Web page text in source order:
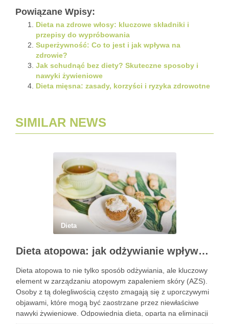
Powiązane Wpisy:
Dieta na zdrowe włosy: kluczowe składniki i
przepisy do wypróbowania
Superżywność: Co to jest i jak wpływa na
zdrowie?
Jak schudnąć bez diety? Skuteczne sposoby i
nawyki żywieniowe
Dieta mięsna: zasady, korzyści i ryzyka zdrowotne
SIMILAR NEWS
Dieta
Dieta atopowa: jak odżywianie wpływa na AZS i zdrowie skóry
Dieta atopowa to nie tylko sposób odżywiania, ale kluczowy
element w zarządzaniu atopowym zapaleniem skóry (AZS).
Osoby z tą dolegliwością często zmagają się z uporczywymi
objawami, które mogą być zaostrzane przez niewłaściwe
nawyki żywieniowe. Odpowiednia dieta, oparta na eliminacji